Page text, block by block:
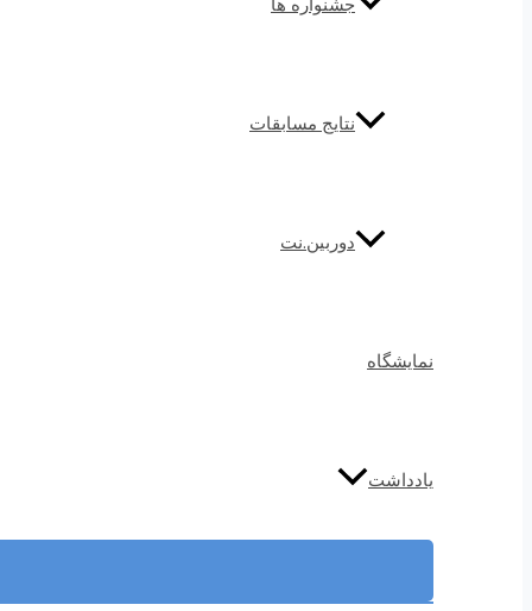
نتایج مسابقات
دوربین.نت
نمایشگاه
یادداشت